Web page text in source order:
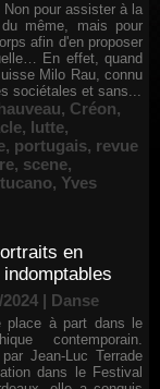
pour assister à la
même, mais pour
afin d'en proposer
En effet, quand
Milo Rau, connu
sociétales et sans...
, Créon,
, lutte,
, portugais, revue
, scene,
tucano, Yves
en
| Danse
place à part dans le
contemporain.
Jean-Luc Terrade
dans le Festival